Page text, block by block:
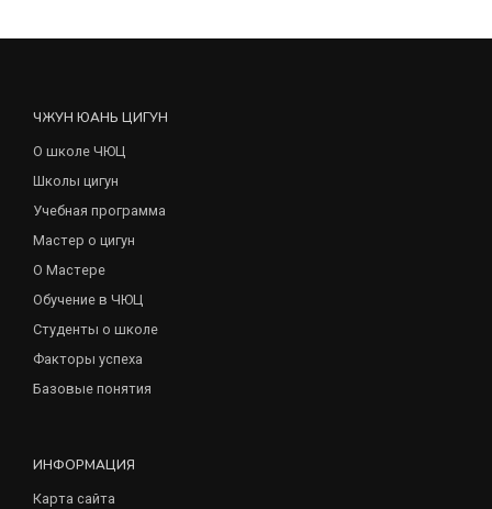
ЧЖУН ЮАНЬ ЦИГУН
О школе ЧЮЦ
Школы цигун
Учебная программа
Мастер о цигун
О Мастере
Обучение в ЧЮЦ
Студенты о школе
Факторы успеха
Базовые понятия
ИНФОРМАЦИЯ
Карта сайта